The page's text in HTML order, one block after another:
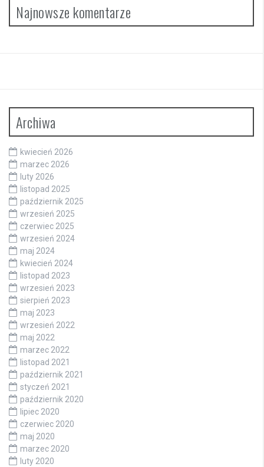
Najnowsze komentarze
Archiwa
kwiecień 2026
marzec 2026
luty 2026
listopad 2025
październik 2025
wrzesień 2025
czerwiec 2025
wrzesień 2024
maj 2024
kwiecień 2024
listopad 2023
wrzesień 2023
sierpień 2023
maj 2023
wrzesień 2022
maj 2022
marzec 2022
listopad 2021
październik 2021
styczeń 2021
październik 2020
lipiec 2020
czerwiec 2020
maj 2020
marzec 2020
luty 2020